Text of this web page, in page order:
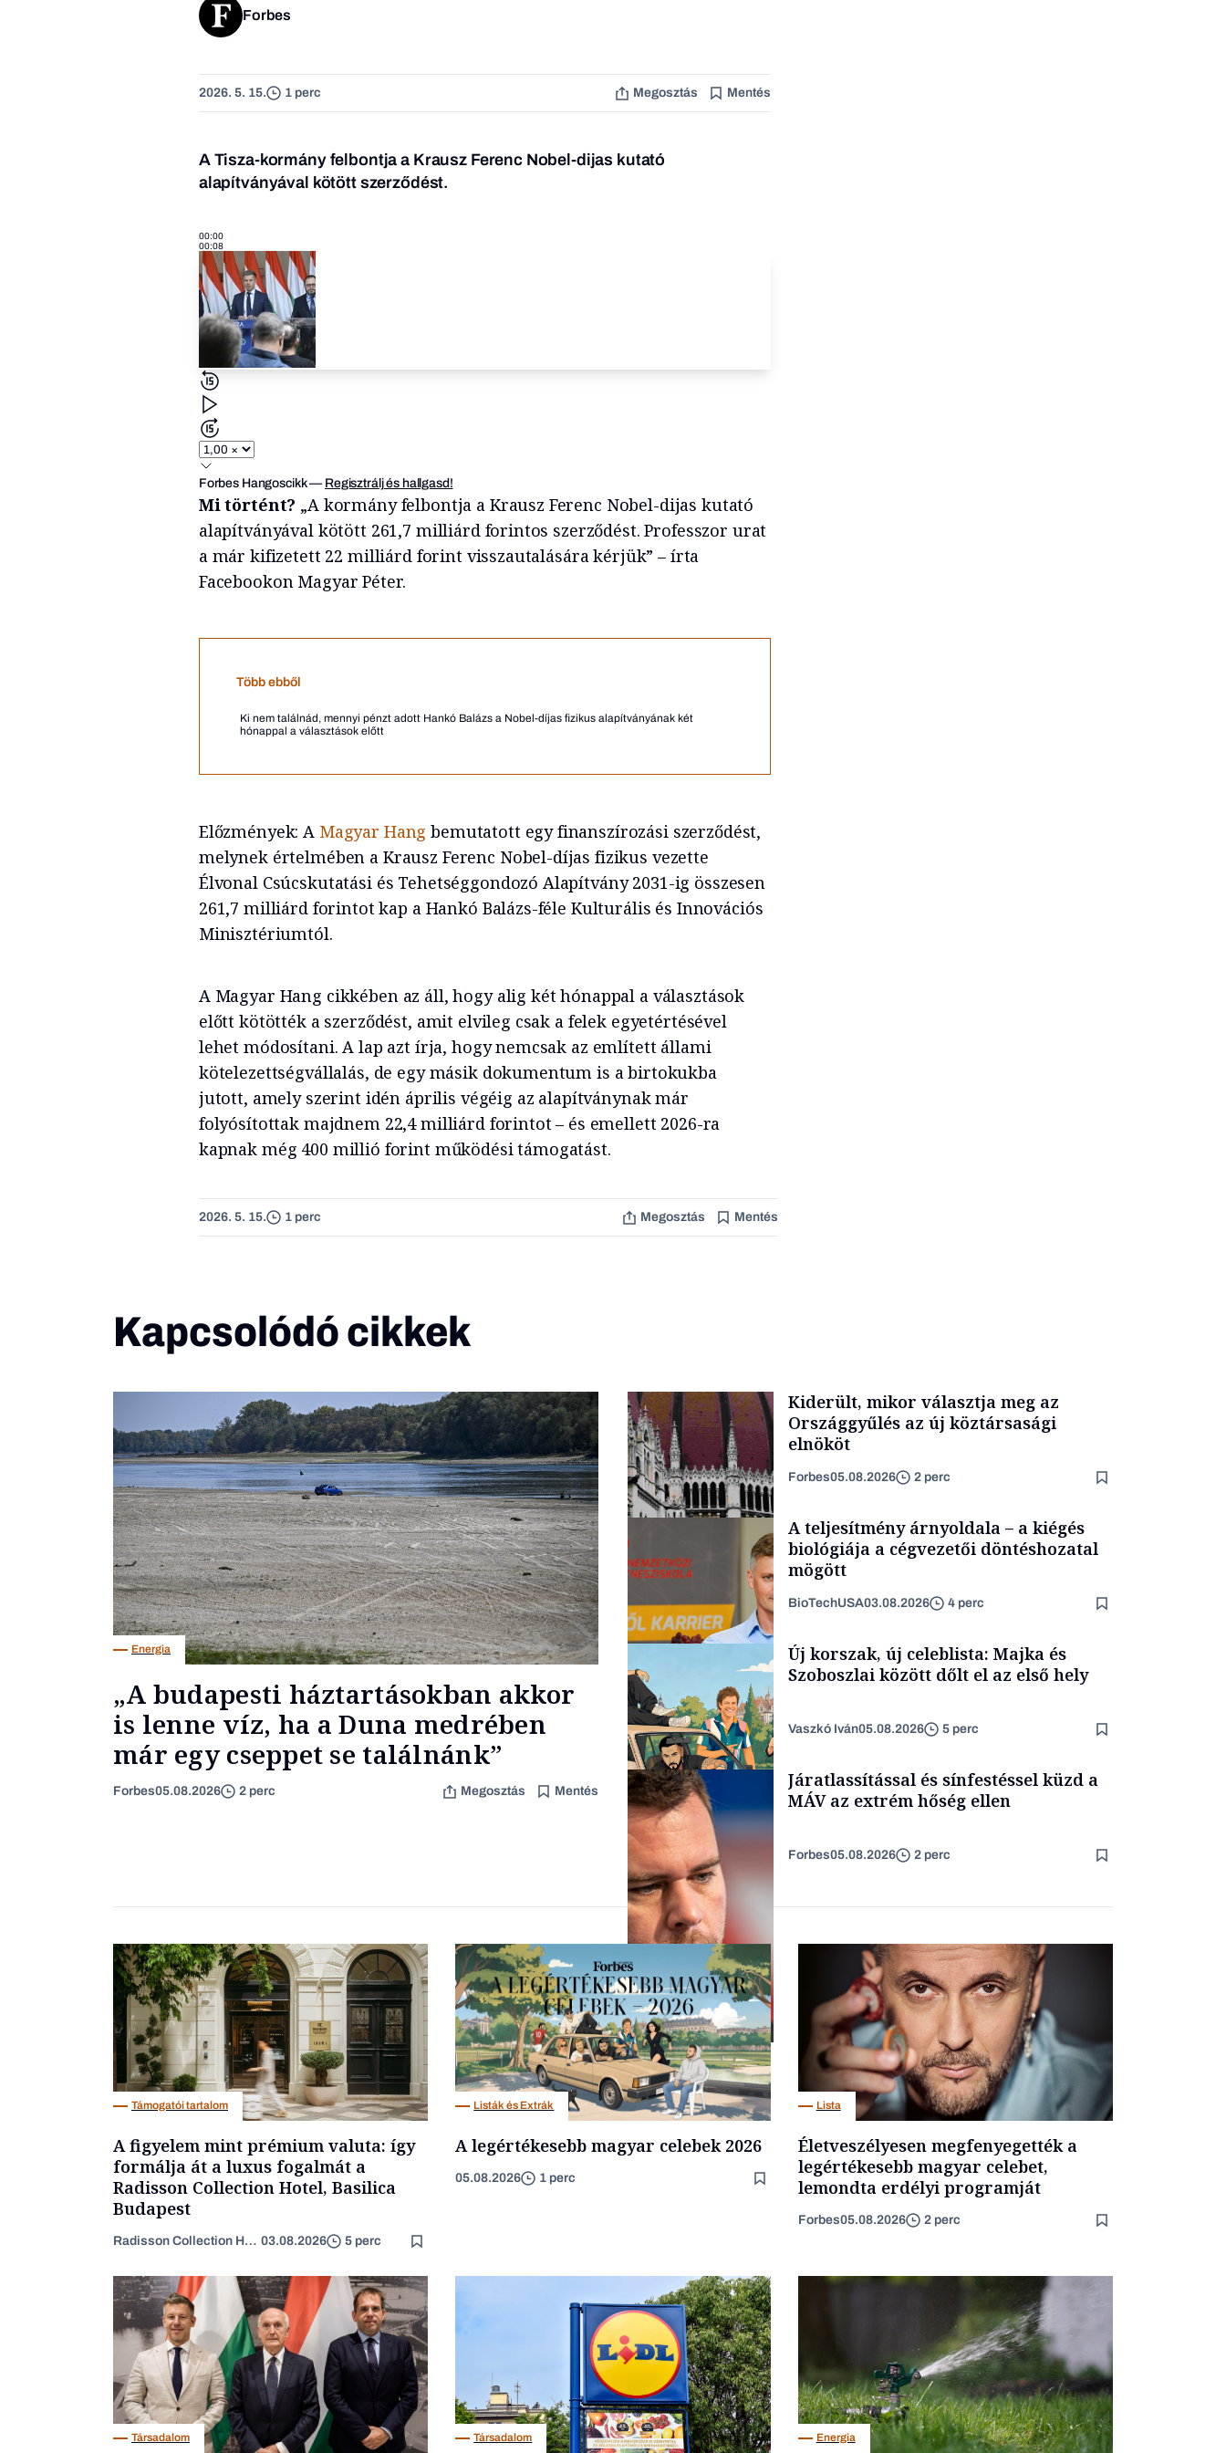
Forbes
2026. 5. 15. 1 perc Megosztás Mentés
A Tisza-kormány felbontja a Krausz Ferenc Nobel-dijas kutató
alapítványával kötött szerződést.
00:00
00:08
Forbes Hangoscikk— Regisztrálj és hallgasd!
Mi történt? „A kormány felbontja a Krausz Ferenc Nobel-dijas kutató
alapítványával kötött 261,7 milliárd forintos szerződést. Professzor urat
a már kifizetett 22 milliárd forint visszautalására kérjük” – írta
Facebookon Magyar Péter.
Több ebből
Ki nem találnád, mennyi pénzt adott Hankó Balázs a Nobel-díjas fizikus alapítványának két
hónappal a választások előtt
Előzmények: A Magyar Hang bemutatott egy finanszírozási szerződést,
melynek értelmében a Krausz Ferenc Nobel-díjas fizikus vezette
Élvonal Csúcskutatási és Tehetséggondozó Alapítvány 2031-ig összesen
261,7 milliárd forintot kap a Hankó Balázs-féle Kulturális és Innovációs
Minisztériumtól.
A Magyar Hang cikkében az áll, hogy alig két hónappal a választások
előtt kötötték a szerződést, amit elvileg csak a felek egyetértésével
lehet módosítani. A lap azt írja, hogy nemcsak az említett állami
kötelezettségvállalás, de egy másik dokumentum is a birtokukba
jutott, amely szerint idén április végéig az alapítványnak már
folyósítottak majdnem 22,4 milliárd forintot – és emellett 2026-ra
kapnak még 400 millió forint működési támogatást.
2026. 5. 15. 1 perc Megosztás Mentés
Kapcsolódó cikkek
Energia
„A budapesti háztartásokban akkor
is lenne víz, ha a Duna medrében
már egy cseppet se találnánk”
Forbes05.08.2026 2 perc Megosztás Mentés
Kiderült, mikor választja meg az
Országgyűlés az új köztársasági
elnököt
Forbes05.08.2026 2 perc
Content Lab HUB
A teljesítmény árnyoldala – a kiégés
biológiája a cégvezetői döntéshozatal
mögött
BioTechUSA03.08.2026 4 perc
Lista
Új korszak, új celeblista: Majka és
Szoboszlai között dőlt el az első hely
Vaszkó Iván05.08.2026 5 perc
Társadalom
Járatlassítással és sínfestéssel küzd a
MÁV az extrém hőség ellen
Forbes05.08.2026 2 perc
Támogatói tartalom
A figyelem mint prémium valuta: így
formálja át a luxus fogalmát a
Radisson Collection Hotel, Basilica
Budapest
Radisson Collection Hotel 03.08.2026 5 perc
Listák és Extrák
A legértékesebb magyar celebek 2026
05.08.2026 1 perc
Lista
Életveszélyesen megfenyegették a
legértékesebb magyar celebet,
lemondta erdélyi programját
Forbes05.08.2026 2 perc
Társadalom Társadalom Energia